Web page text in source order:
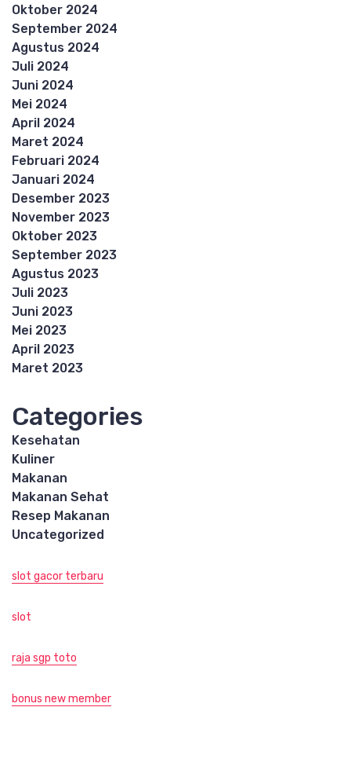
Oktober 2024
September 2024
Agustus 2024
Juli 2024
Juni 2024
Mei 2024
April 2024
Maret 2024
Februari 2024
Januari 2024
Desember 2023
November 2023
Oktober 2023
September 2023
Agustus 2023
Juli 2023
Juni 2023
Mei 2023
April 2023
Maret 2023
Categories
Kesehatan
Kuliner
Makanan
Makanan Sehat
Resep Makanan
Uncategorized
slot gacor terbaru
slot
raja sgp toto
bonus new member